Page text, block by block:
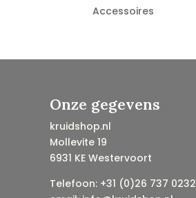
Accessoires
Onze gegevens
kruidshop.nl
Mollevite 19
6931 KE Westervoort
Telefoon: +31 (0)26 737 0232